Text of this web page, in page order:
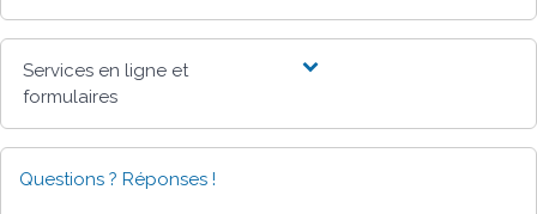
Services en ligne et
formulaires
Questions ? Réponses !